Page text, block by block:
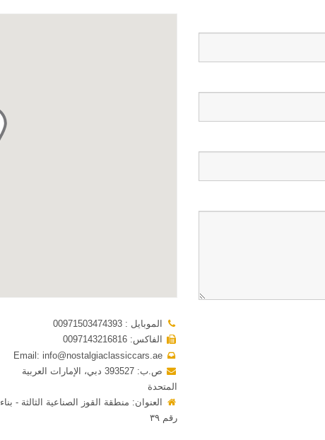
الموبايل : 00971503474393
الفاكس: 0097143216816
ص.ب: 393527 دبي، الإمارات العربية
المتحدة
العنوان: منطقة القوز الصناعية الثالثة - بناء
رقم ٣٩